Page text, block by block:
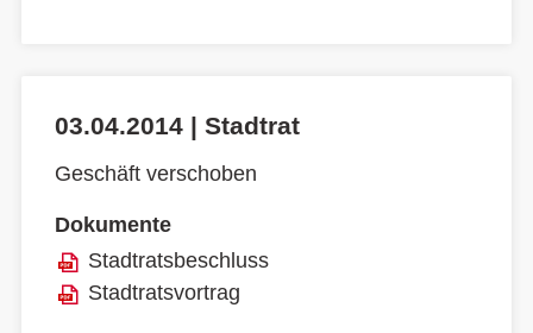
03.04.2014 | Stadtrat
Geschäft verschoben
Dokumente
Stadtratsbeschluss
Stadtratsvortrag